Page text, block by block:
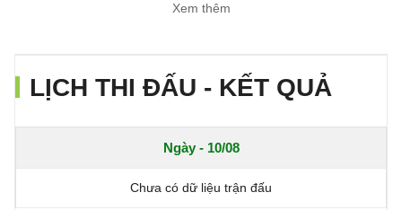
Xem thêm
LỊCH THI ĐẤU - KẾT QUẢ
Ngày - 10/08
Chưa có dữ liệu trận đấu